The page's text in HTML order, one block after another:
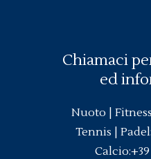
Chiamaci
ed
Nuoto |
Tennis |
Calcio: